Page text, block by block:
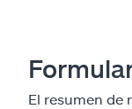
English
El resumen de